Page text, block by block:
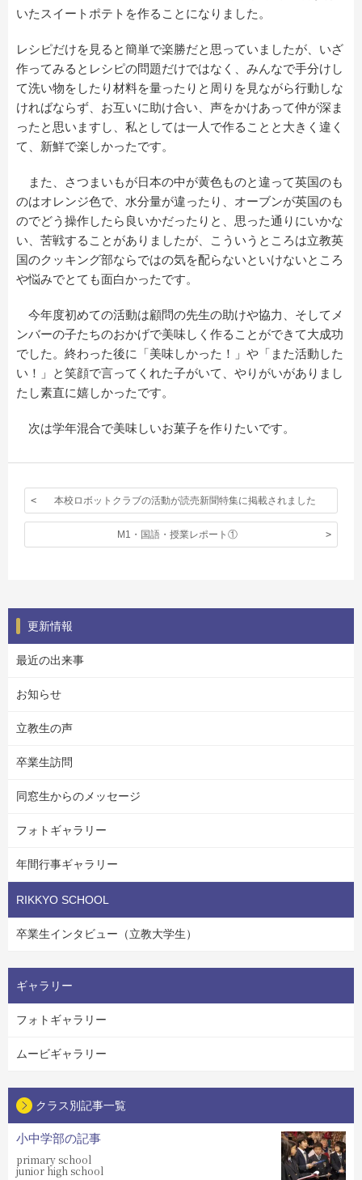
いたスイートポテトを作ることになりました。
レシピだけを見ると簡単で楽勝だと思っていましたが、いざ
作ってみるとレシピの問題だけではなく、みんなで手分けし
て洗い物をしたり材料を量ったりと周りを見ながら行動しな
ければならず、お互いに助け合い、声をかけあって仲が深ま
ったと思いますし、私としては一人で作ることと大きく違く
て、新鮮で楽しかったです。
また、さつまいもが日本の中が黄色ものと違って英国のも
のはオレンジ色で、水分量が違ったり、オーブンが英国のも
のでどう操作したら良いかだったりと、思った通りにいかな
い、苦戦することがありましたが、こういうところは立教英
国のクッキング部ならではの気を配らないといけないところ
や悩みでとても面白かったです。
今年度初めての活動は顧問の先生の助けや協力、そしてメ
ンバーの子たちのおかげで美味しく作ることができて大成功
でした。終わった後に「美味しかった！」や「また活動した
い！」と笑顔で言ってくれた子がいて、やりがいがありまし
たし素直に嬉しかったです。
次は学年混合で美味しいお菓子を作りたいです。
本校ロボットクラブの活動が読売新聞特集に掲載されました
M1・国語・授業レポート①
更新情報
最近の出来事
お知らせ
立教生の声
卒業生訪問
同窓生からのメッセージ
フォトギャラリー
年間行事ギャラリー
RIKKYO SCHOOL
卒業生インタビュー（立教大学生）
ギャラリー
フォトギャラリー
ムービギャラリー
クラス別記事一覧
小中学部の記事
primary school
junior high school